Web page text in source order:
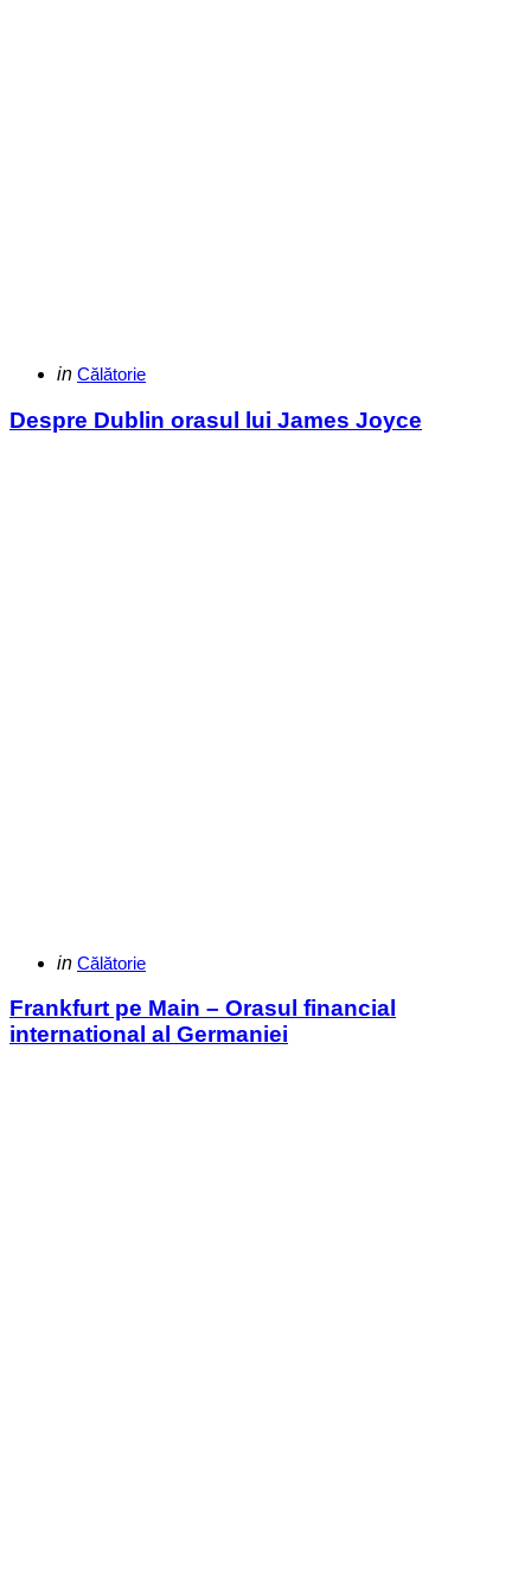
Categories
Posted
in Călătorie
Despre Dublin orasul lui James Joyce
Categories
Posted
in Călătorie
Frankfurt pe Main – Orasul financial
international al Germaniei